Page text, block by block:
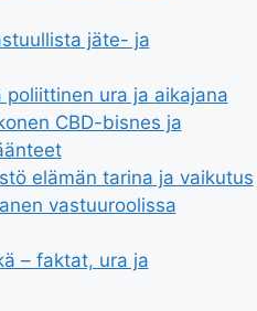
jäte- ja
poliittinen ura ja aikajana
CBD-bisnes ja
elämän tarina ja vaikutus
vastuuroolissa
– faktat, ura ja